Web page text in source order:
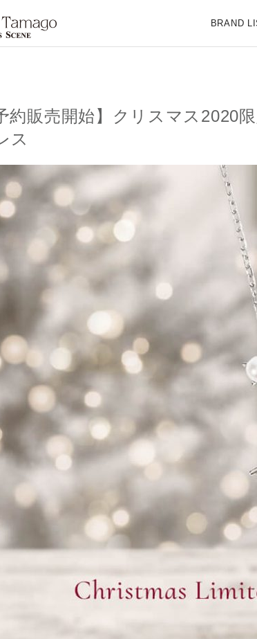
天使の卵 With LOVERS SCENE【公式ブラン
BRAND
約販売開始】クリスマス2020
ス